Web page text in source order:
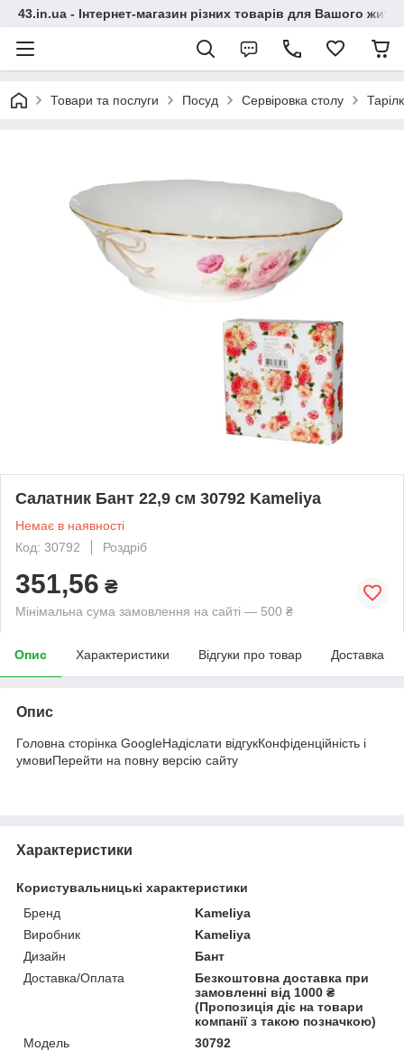
43.in.ua - Інтернет-магазин різних товарів для Вашого
Товари та послуги Посуд Сервіровка столу
Салатник Бант 22,9 см 30792 Kameliya
Немає в наявності
Код: 30792
Роздріб
351,56 ₴
Мінімальна сума замовлення на сайті — 500 ₴
Опис Характеристики Відгуки про товар Доставка
Опис
Головна сторінка GoogleНадіслати відгукКонфіденційність і
умовиПерейти на повну версію сайту
Характеристики
Користувальницькі характеристики
Бренд
Kameliya
Виробник
Kameliya
Дизайн
Бант
Доставка/Оплата
Безкоштовна доставка при
замовленні від 1000 ₴
(Пропозиція діє на товари
компанії з такою позначкою)
Мoдель
30792